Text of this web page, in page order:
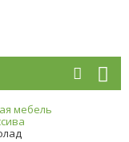
мебель